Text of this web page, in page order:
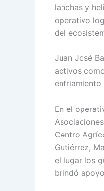
lanchas y
operativo
del
Juan José
activos
En el
Centro
Gutiérrez,
el lugar los
brindó